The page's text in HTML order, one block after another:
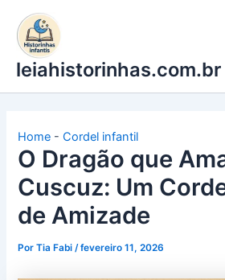
para
conteúdo
leiahistorinhas.com.br
Home -Cordel infantil
O Dragão que
Cuscuz: Um
de Amizade
PorTia Fabi/fevereiro 11, 2026